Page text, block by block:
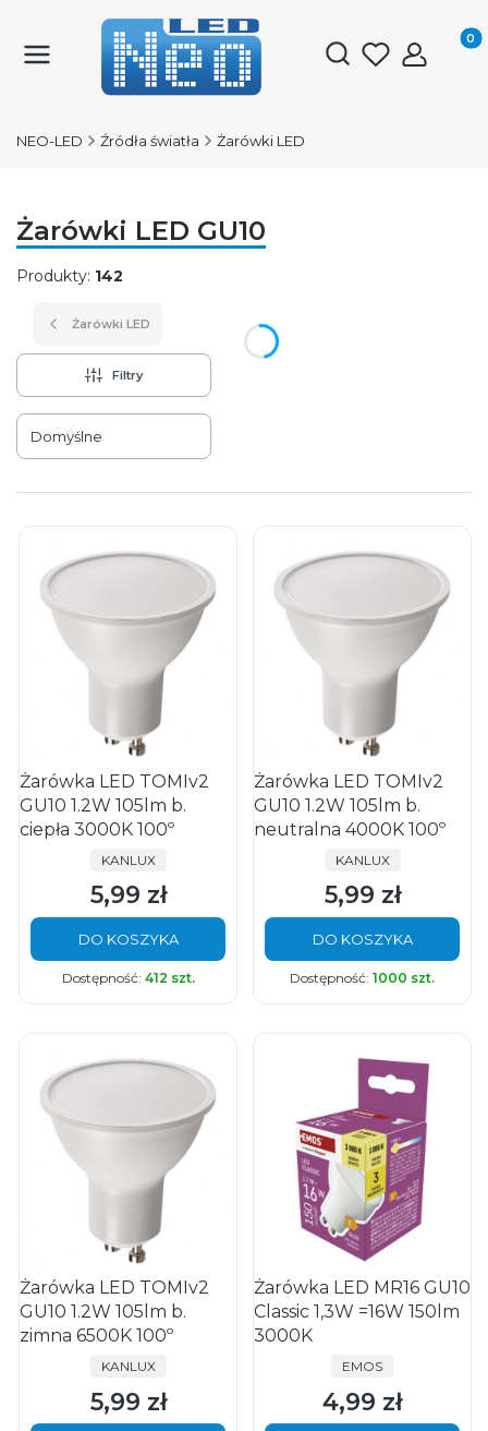
Otwórz
NEO-LED Źródła światła Żarówki LED
Żarówki LED GU10
Produkty: 142
Żarówki LED
Filtry
Lista produktów
Domyślne
Żarówka LED TOMIv2
GU10 1.2W 105lm b.
ciepła 3000K 100º
PRODUCENT
KANLUX
Cena
5,99 zł
DO KOSZYKA
Dostępność: 412 szt.
Żarówka LED TOMIv2
GU10 1.2W 105lm b.
neutralna 4000K 100º
PRODUCENT
KANLUX
Cena
5,99 zł
DO KOSZYKA
Dostępność: 1000 szt.
Żarówka LED TOMIv2
GU10 1.2W 105lm b.
zimna 6500K 100º
PRODUCENT
KANLUX
Cena
5,99 zł
Żarówka LED MR16 GU10
Classic 1,3W =16W 150lm
3000K
PRODUCENT
EMOS
Cena
4,99 zł